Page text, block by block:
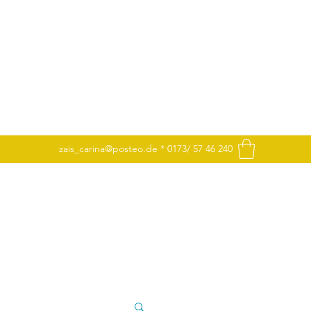
zais_carina@posteo.de * 0173/ 57 46 240